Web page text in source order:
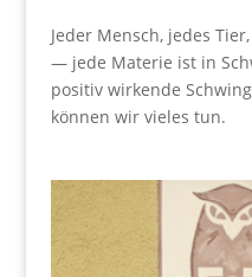
Jeder Mensch, jedes
— jede Materie ist in
positiv wirkende
können wir vieles tun.